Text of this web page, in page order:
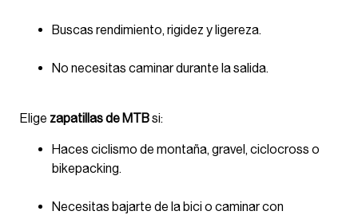
Buscas rendimiento, rigidez y ligereza.
No necesitas caminar durante la salida.
Elige zapatillas de MTBsi:
Haces ciclismo de montaña, gravel, ciclocross o
bikepacking.
Necesitas bajarte de la bici o caminar con